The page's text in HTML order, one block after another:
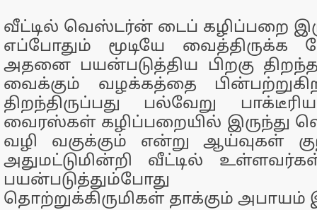
வீட்டில் வெஸ்டர்ன் டைப் கழிப்பறை
எப்போதும் மூடியே வைத்திருக்க
அதனை பயன்படுத்திய பிறகு
வைக்கும் வழக்கத்தை
திறந்திருப்பது பல்வேறு
வைரஸ்கள் கழிப்பறையில் இருந்து
வழி வகுக்கும் என்று ஆய்வுகள்
அதுமட்டுமின்றி வீட்டில்
பயன்படுத்தும்போது
தொற்றுக்கிருமிகள் தாக்கும் அபாயம்